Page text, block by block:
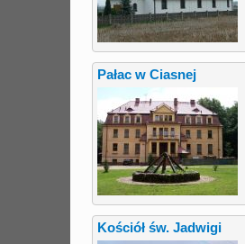
Pałac w Ciasnej
Kościół św. Jadwigi